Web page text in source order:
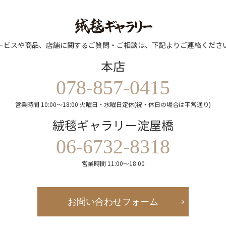
ビスや商品、店舗に関するご質問・ご相談は、下記よりご連絡くださ
本店
078-857-0415
営業時間 10:00～18:00 火曜日・水曜日定休(祝・休日の場合は平常通り)
絨毯ギャラリー淀屋橋
06-6732-8318
営業時間 11:00～18:00
お問い合わせフォーム